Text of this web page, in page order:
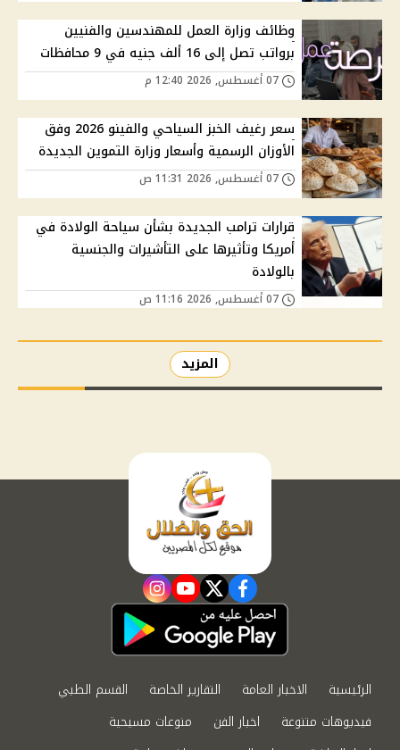
وظائف وزارة العمل للمهندسين والفنيين
برواتب تصل إلى 16 ألف جنيه في 9 محافظات
سعر رغيف الخبز السياحي والفينو 2026 وفق
الأوزان الرسمية وأسعار وزارة التموين الجديدة
قرارات ترامب الجديدة بشأن سياحة الولادة في
أمريكا وتأثيرها على التأشيرات والجنسية
بالولادة
المزيد
facebook
twitter
youtube
instagram
الرئيسية الاخبار العامة التقارير الخاصة
القسم الطبي
فيديوهات متنوعة
اخبار الفن
منوعات مسيحية